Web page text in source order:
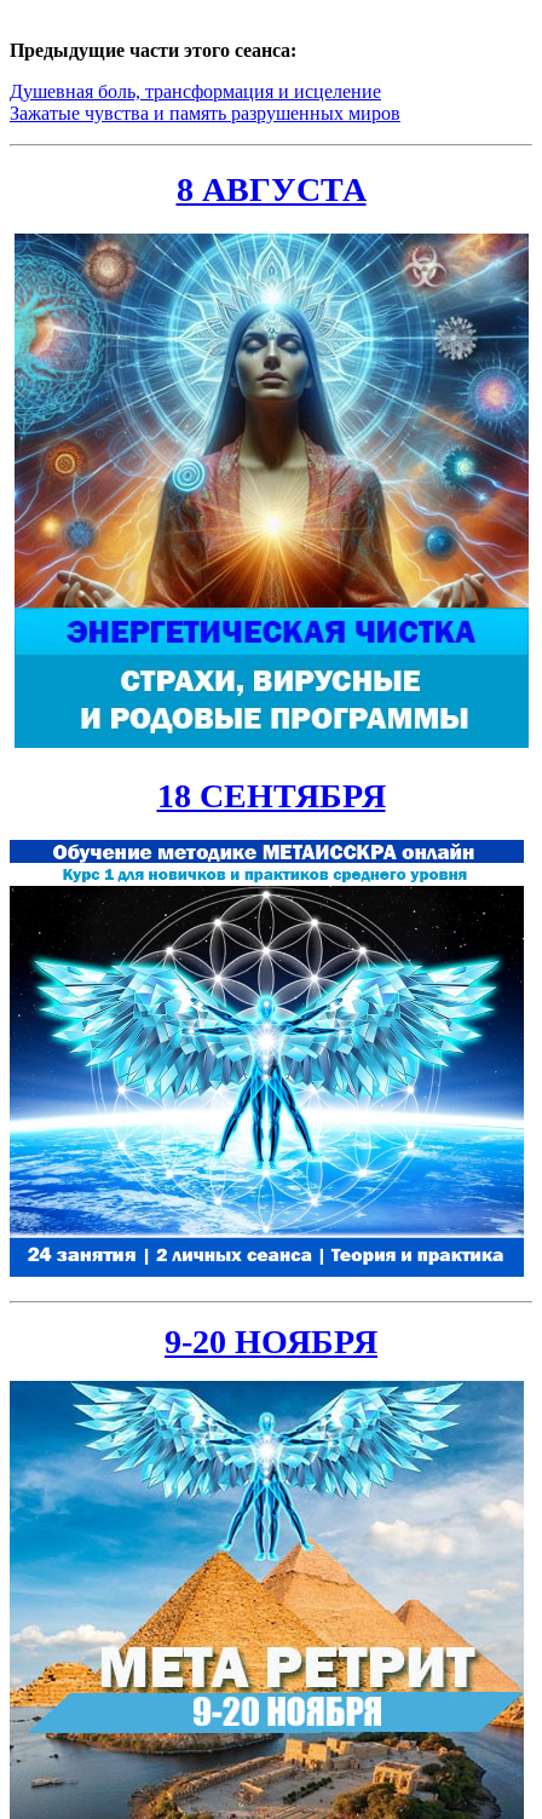
Предыдущие части этого сеанса:
Душевная боль, трансформация и исцеление
Зажатые чувства и память разрушенных миров
8 АВГУСТА
18 СЕНТЯБРЯ
9-20 НОЯБРЯ